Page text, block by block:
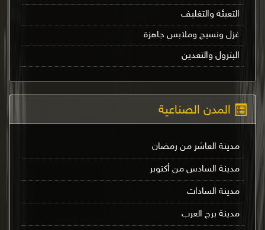
التعبئة والتغليف
غزل ونسيج وملابس جاهزة
البترول والتعدين
المدن الصناعية
مدينة العاشر من رمضان
مدينة السادس من أكتوبر
مدينة السادات
مدينة برج العرب